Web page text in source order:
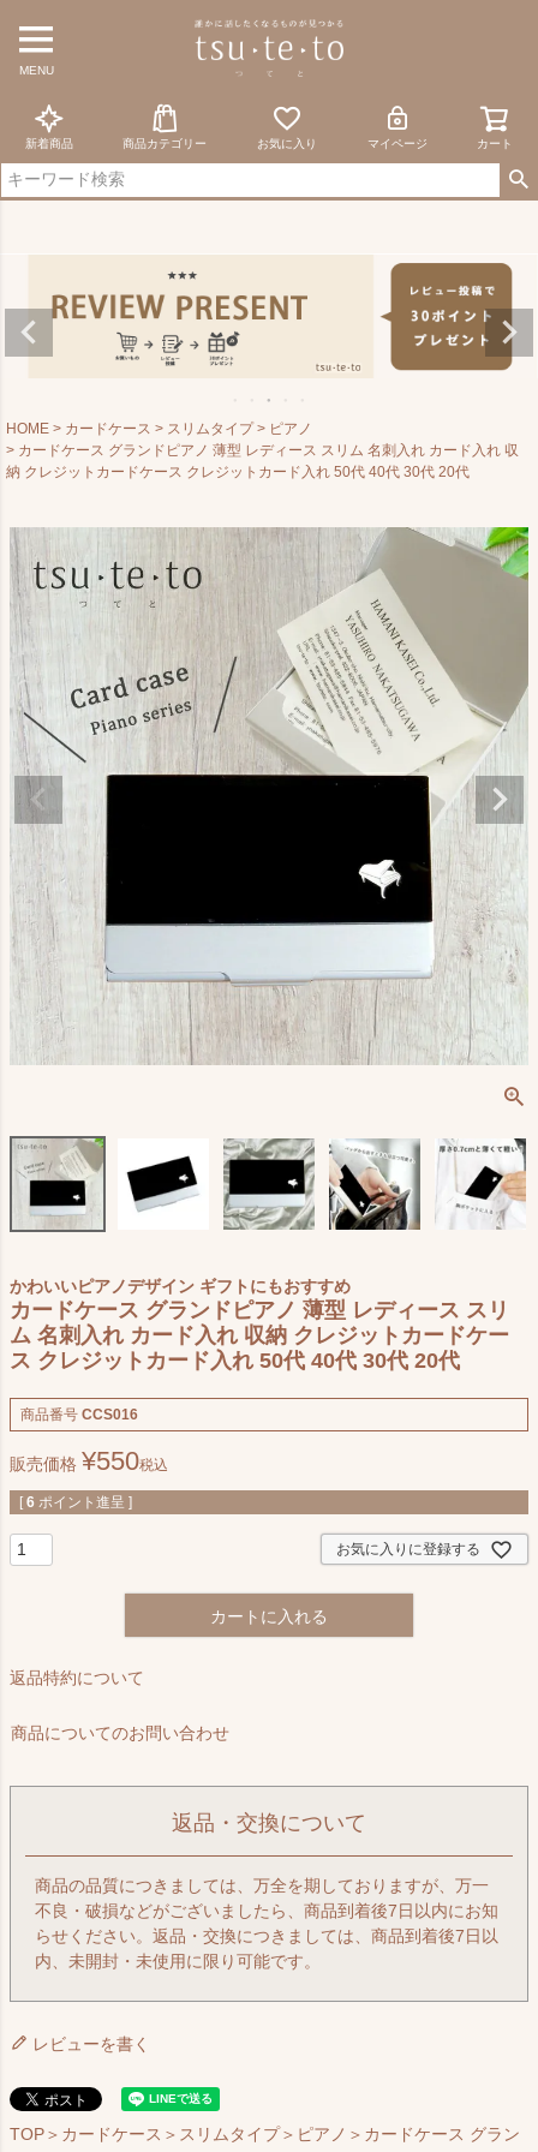
MENU
新着商品 商品カテゴリー お気に入り マイページ カート
HOME カードケース スリムタイプ
ピアノ
カードケース グランドピアノ 薄型 レディース スリム 名刺入れ カード入れ 収
納 クレジットカードケース クレジットカード入れ 50代 40代 30代 20代
かわいいピアノデザイン ギフトにもおすすめ
カードケース グランドピアノ 薄型 レディース スリ
ム 名刺入れ カード入れ 収納 クレジットカードケー
ス クレジットカード入れ 50代 40代 30代 20代
商品番号 CCS016
販売価格 ¥550税込
[ 6 ポイント進呈 ]
お気に入りに登録する
カートに入れる
返品特約について
商品についてのお問い合わせ
返品・交換について
商品の品質につきましては、万全を期しておりますが、万一
不良・破損などがございましたら、商品到着後7日以内にお知
らせください。返品・交換につきましては、商品到着後7日以
内、未開封・未使用に限り可能です。
レビューを書く
TOP＞ カードケース ＞ スリムタイプ＞ ピアノ ＞カードケース グラン